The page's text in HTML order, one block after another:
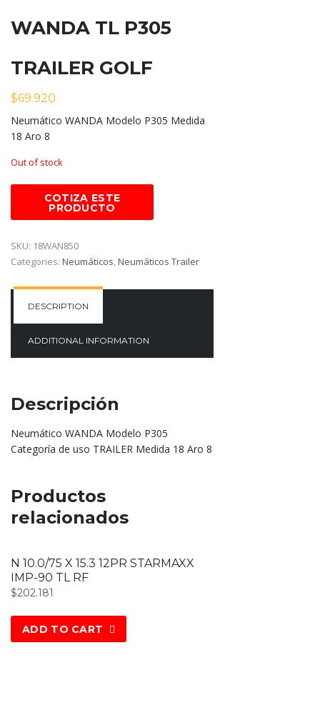
WANDA TL P305
TRAILER GOLF
$69.920
Neumático WANDA Modelo P305 Medida
18 Aro 8
Out of stock
SKU: 18WAN850
Categories: Neumáticos,Neumáticos Trailer
DESCRIPTION
ADDITIONAL INFORMATION
Descripción
Neumático WANDA Modelo P305
Categoría de uso TRAILER Medida 18 Aro 8
Productos
relacionados
N 10.0/75 X 15.3 12PR STARMAXX
IMP-90 TL RF
$202.181
ADD TO CART